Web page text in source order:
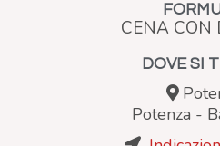
CENA CON
DOVE SI
Potenza -